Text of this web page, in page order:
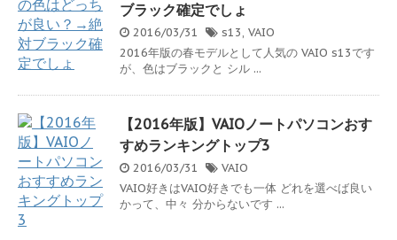
ブラック確定でしょ
2016/03/31 s13, VAIO
2016年版の春モデルとして人気の VAIO s13です
が、色はブラックと シル ...
【2016年版】VAIOノートパソコンおす
すめランキングトップ3
2016/03/31
VAIO
VAIO好きはVAIO好きでも一体 どれを選べば良い
かって、中々 分からないです ...